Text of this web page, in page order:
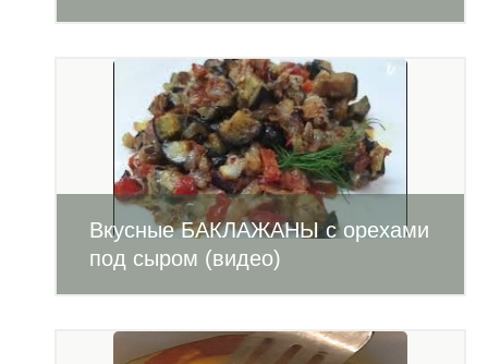
Вкусные БАКЛАЖАНЫ с орехами
под сыром (видео)